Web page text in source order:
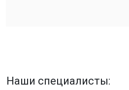
Наши специалисты: